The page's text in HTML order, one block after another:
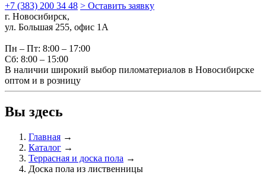
+7 (383) 200 34 48 > Оставить заявку
г. Новосибирск,
ул. Большая 255, офис 1А
Пн – Пт: 8:00 – 17:00
Сб: 8:00 – 15:00
В наличии широкий выбор пиломатериалов в Новосибирске
оптом и в розницу
Вы здесь
Главная →
Каталог →
Террасная и доска пола →
Доска пола из лиственницы